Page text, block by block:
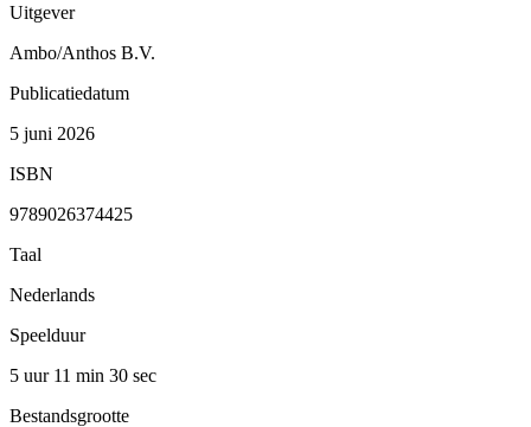
Uitgever
Ambo/Anthos B.V.
Publicatiedatum
5 juni 2026
ISBN
9789026374425
Taal
Nederlands
Speelduur
5 uur 11 min 30 sec
Bestandsgrootte